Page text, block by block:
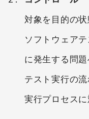
対象を目的の状
ソフトウェア
に発生する問
テスト実行の
実行プロセスに